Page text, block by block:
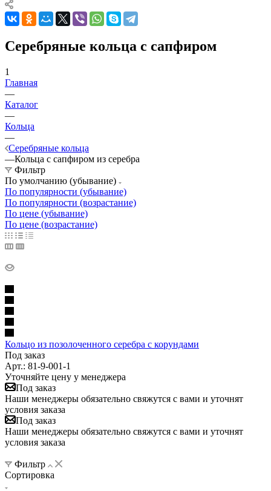
Серебряные кольца с сапфиром
1
Главная
—
Каталог
—
Кольца
—
Серебряные кольца
—Кольца с сапфиром из серебра
Фильтр
По умолчанию (убывание)
По популярности (убывание)
По популярности (возрастание)
По цене (убывание)
По цене (возрастание)
Кольцо из позолоченного серебра с корундами
Под заказ
Арт.: 81-9-001-1
Уточняйте цену у менеджера
Под заказ
Наши менеджеры обязательно свяжутся с вами и уточнят
условия заказа
Под заказ
Наши менеджеры обязательно свяжутся с вами и уточнят
условия заказа
Фильтр
Сортировка